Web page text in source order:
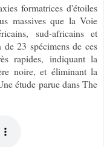
formatrices d'étoiles
massives que la Voie
sud-africains et
23 spécimens de ces
rapides, indiquant la
noire, et éliminant la
étude parue dans The